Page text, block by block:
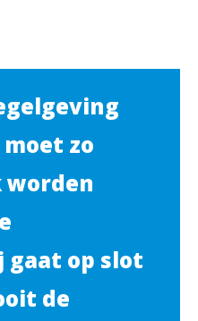
zo
worden
gaat op slot
de